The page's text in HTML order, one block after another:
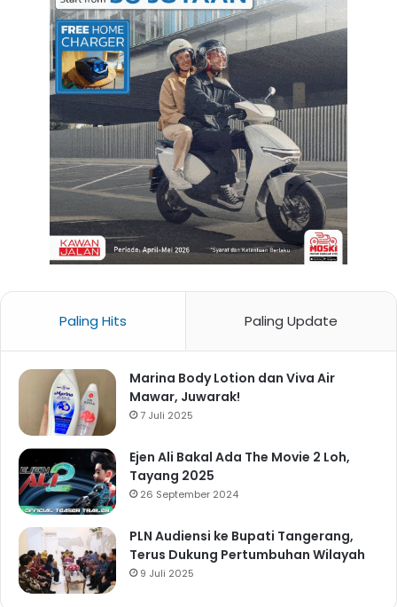
Paling Hits Paling Update
Marina Body Lotion dan Viva Air
Mawar, Juwarak!
7 Juli 2025
Ejen Ali Bakal Ada The Movie 2 Loh,
Tayang 2025
26 September 2024
PLN Audiensi ke Bupati Tangerang,
Terus Dukung Pertumbuhan Wilayah
9 Juli 2025